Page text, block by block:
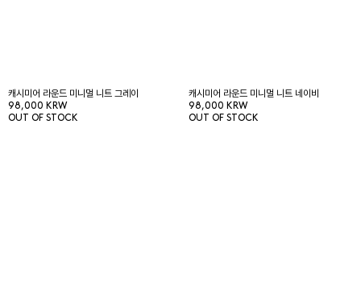
캐시미어 라운드 미니멀 니트 그레이
98,000 KRW
OUT OF STOCK
캐시미어 라운드 미니멀 니트 네이비
98,000 KRW
OUT OF STOCK